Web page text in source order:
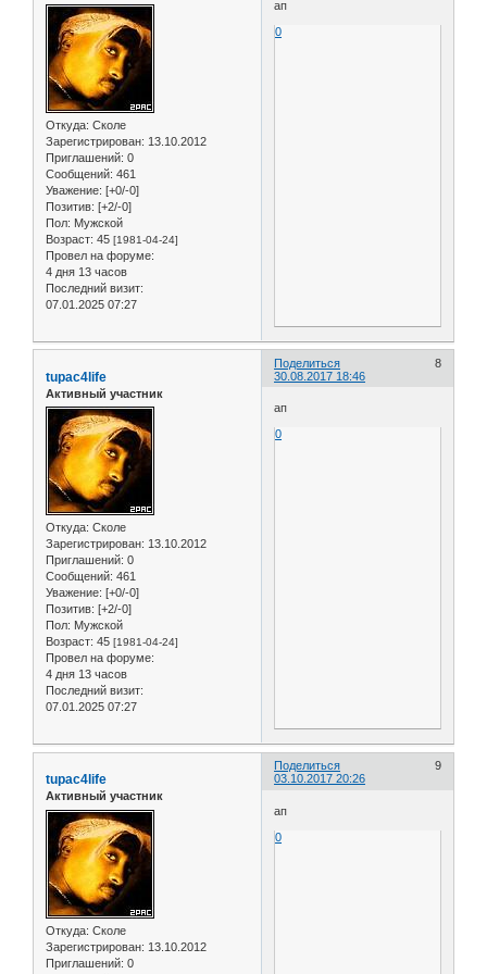
Откуда: Сколе
Зарегистрирован: 13.10.2012
Приглашений: 0
Сообщений: 461
Уважение: [+0/-0]
Позитив: [+2/-0]
Пол: Мужской
Возраст: 45 [1981-04-24]
Провел на форуме:
4 дня 13 часов
Последний визит:
07.01.2025 07:27
ап
0
Поделиться
8
30.08.2017 18:46
tupac4life
Активный участник
Откуда: Сколе
Зарегистрирован: 13.10.2012
Приглашений: 0
Сообщений: 461
Уважение: [+0/-0]
Позитив: [+2/-0]
Пол: Мужской
Возраст: 45 [1981-04-24]
Провел на форуме:
4 дня 13 часов
Последний визит:
07.01.2025 07:27
ап
0
Поделиться
9
03.10.2017 20:26
tupac4life
Активный участник
Откуда: Сколе
Зарегистрирован: 13.10.2012
Приглашений: 0
ап
0